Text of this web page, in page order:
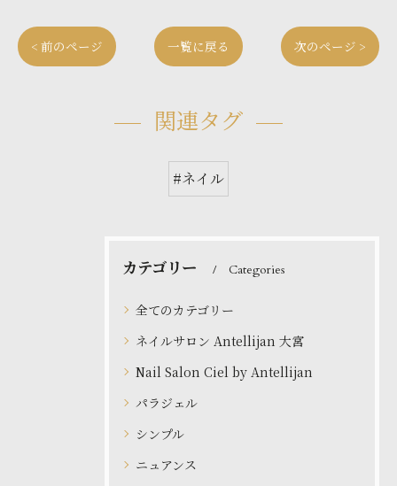
< 前のページ 一覧に戻る 次のページ >
関連タグ
#ネイル
カテゴリー Categories
全てのカテゴリー
ネイルサロン Antellijan 大宮
Nail Salon Ciel by Antellijan
パラジェル
シンプル
ニュアンス